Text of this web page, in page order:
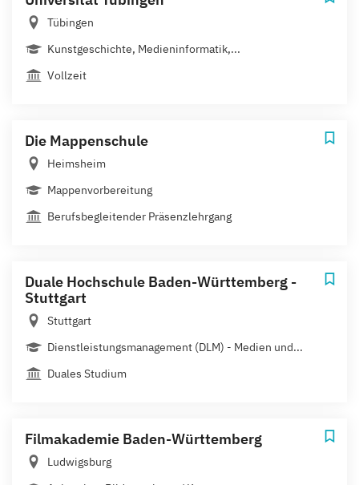
Tübingen
Kunstgeschichte, Medieninformatik,...
Vollzeit
Die Mappenschule
Heimsheim
Mappenvorbereitung
Berufsbegleitender Präsenzlehrgang
Duale Hochschule Baden-Württemberg -
Stuttgart
Stuttgart
Dienstleistungsmanagement (DLM) - Medien und...
Duales Studium
Filmakademie Baden-Württemberg
Ludwigsburg